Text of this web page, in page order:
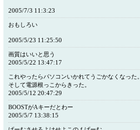
2005/7/3 11:3:23
おもしろい
2005/5/23 11:25:50
画質はいいと思う
2005/5/22 13:47:17
これやったらパソコンいかれてうごかなくなった。
そして電源根っこからきった。
2005/5/12 20:47:29
BOOSTがAキーだとわー
2005/5/7 13:38:15